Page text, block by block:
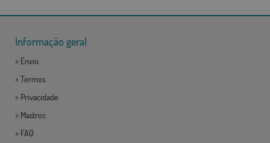
Informação geral
> Envio
> Termos
> Privacidade
> Mastros
> FAQ